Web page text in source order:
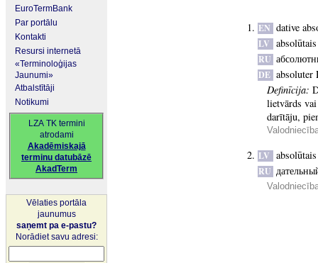
EuroTermBank
Par portālu
Kontakti
Resursi internetā
«Terminoloģijas
Jaunumi»
Atbalstītāji
Notikumi
LZA TK termini
atrodami
Akadēmiskajā
terminu datubāzē
AkadTerm
Vēlaties portāla
jaunumus
saņemt pa e-pastu?
Norādiet savu adresi:
EN dative
LV
RU
DE absoluter
Definīcija:
lietvārds
darītāju,
LV
RU